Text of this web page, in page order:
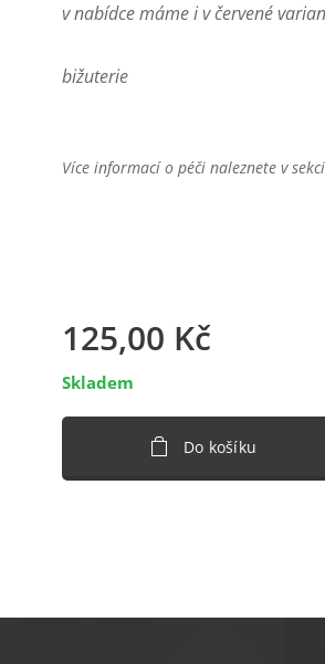
v nabídce máme i v červené
bižuterie
Více informací o péči naleznete v
125,00 Kč
Skladem
Do košíku